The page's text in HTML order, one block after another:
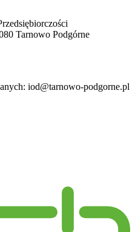
Tarnowo Podgórne
iod@tarnowo-podgorne.pl